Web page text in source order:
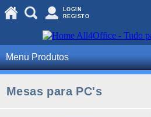
LOGIN
REGISTO
Menu Produtos
Mesas para PC's